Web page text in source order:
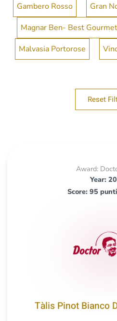
Gambero Rosso
Gran
Magnar Ben- Best Gourmet
Malvasia Portorose
Reset
Award:
Year:
Score: 95
Tàlis Pinot Bianco